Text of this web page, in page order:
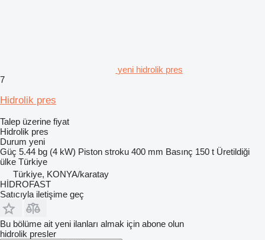
yeni hidrolik pres
7
Hidrolik pres
Talep üzerine fiyat
Hidrolik pres
Durum yeni
Güç 5.44 bg (4 kW) Piston stroku 400 mm Basınç 150 t Üretildiği
ülke Türkiye
Türkiye, KONYA/karatay
HİDROFAST
Satıcıyla iletişime geç
Bu bölüme ait yeni ilanları almak için abone olun
hidrolik presler